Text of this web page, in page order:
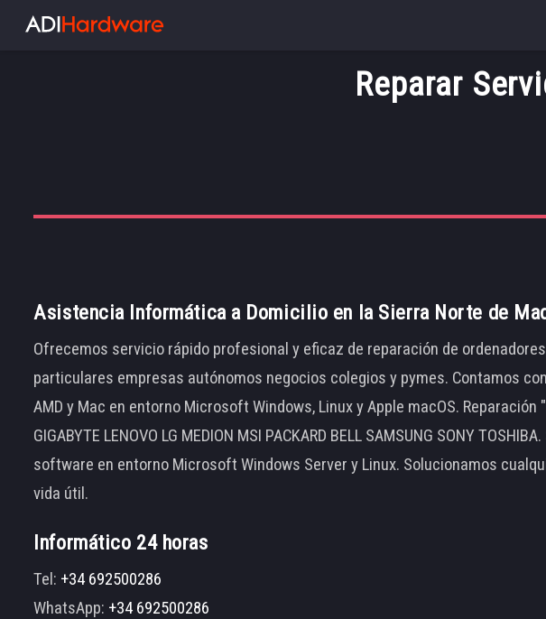
Reparar
Asistencia Informática a Domicilio en la Sierra Norte de
Ofrecemos servicio rápido profesional y eficaz de reparación de
particulares empresas autónomos negocios colegios y pymes. Contamos
AMD y Mac en entorno Microsoft Windows, Linux y Apple macOS. Reparación
GIGABYTE LENOVO LG MEDION MSI PACKARD BELL SAMSUNG SONY
software en entorno Microsoft Windows Server y Linux. Solucionamos
vida útil.
Informático 24 horas
Tel: +34 692500286
WhatsApp: +34 692500286